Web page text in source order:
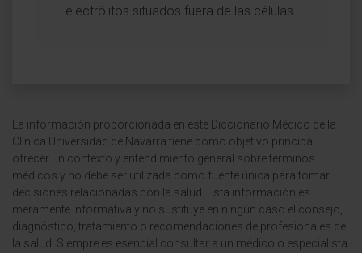
electrólitos situados fuera de las células.
La información proporcionada en este Diccionario Médico de la
Clínica Universidad de Navarra tiene como objetivo principal
ofrecer un contexto y entendimiento general sobre términos
médicos y no debe ser utilizada como fuente única para tomar
decisiones relacionadas con la salud. Esta información es
meramente informativa y no sustituye en ningún caso el consejo,
diagnóstico, tratamiento o recomendaciones de profesionales de
la salud. Siempre es esencial consultar a un médico o especialista